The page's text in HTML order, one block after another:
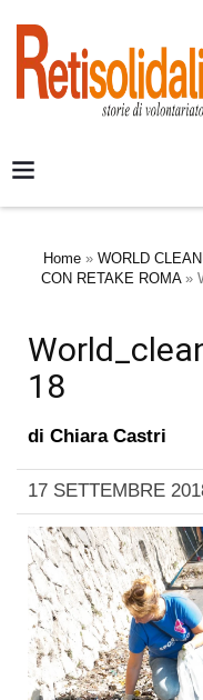
Home » WORLD
CON RETAKE ROMA»
18
di Chiara Castri
17 SETTEMBRE